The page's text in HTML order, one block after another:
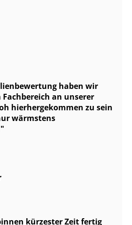
haben wir
an unserer
hierhergekommen zu sein
wärmstens
kürzester Zeit fertig